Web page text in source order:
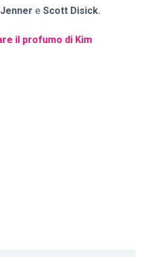
Jenner e Scott Disick.
il profumo di Kim